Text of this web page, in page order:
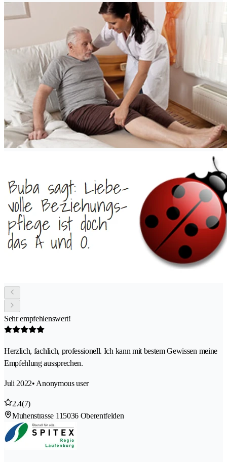
Sehr empfehlenswert!
Herzlich, fachlich, professionell. Ich kann mit bestem Gewissen meine
Empfehlung aussprechen.
Juli 2022• Anonymous user
2.4(7)
Muhenstrasse 115036 Oberentfelden